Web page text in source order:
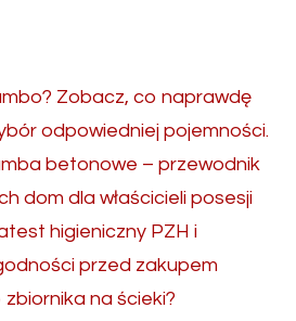
Zobacz, co naprawdę
odpowiedniej pojemności.
betonowe – przewodnik
dom dla właścicieli posesji
higieniczny PZH i
przed zakupem
na ścieki?